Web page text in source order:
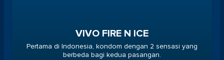
VIVO FIRE N ICE
Pertama di Indonesia, kondom dengan 2 sensasi yang
berbeda bagi kedua pasangan.